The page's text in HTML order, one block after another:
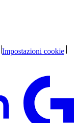
Impostazioni cookie